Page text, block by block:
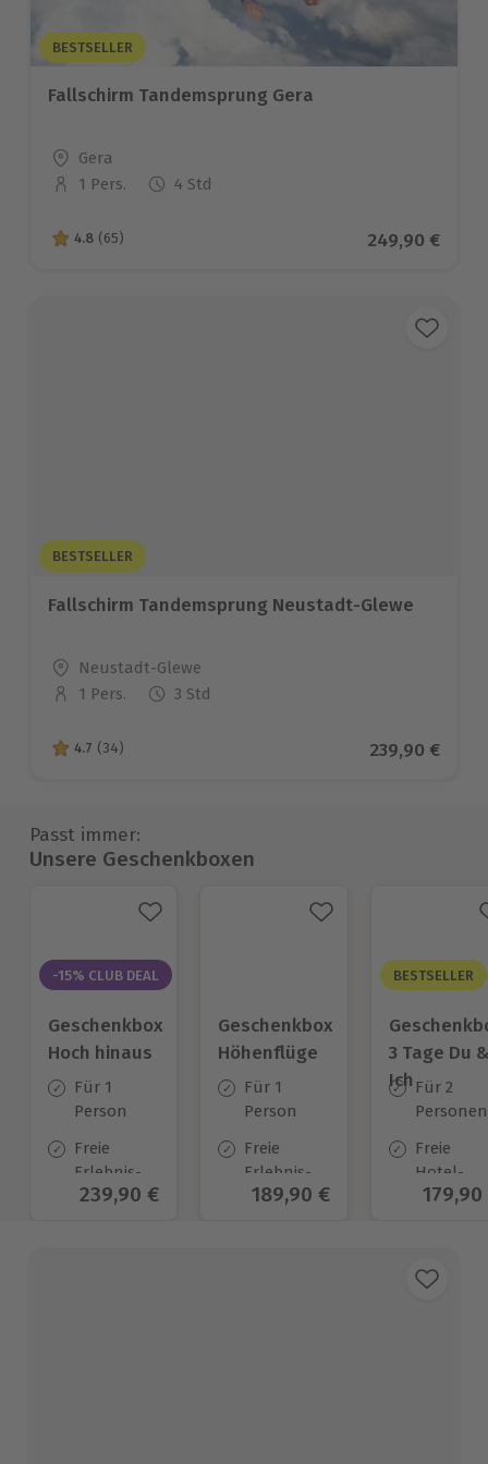
BESTSELLER
Fallschirm Tandemsprung Gera
Standort
Gera
Anzahl der Teilnehmer
1 Pers. 4 Std
4.8 von 5 Sternen basierend auf 65 Bewertungen
4.8 (65) Aktueller
249,90 €
BESTSELLER
Fallschirm Tandemsprung Neustadt-Glewe
Standort
Neustadt-Glewe
Anzahl der Teilnehmer
1 Pers. 3 Std
4.7 von 5 Sternen basierend auf 34 Bewertungen
4.7 (34) Aktueller
239,90 €
Passt immer:
Unsere Geschenkboxen
-15% CLUB DEAL
Geschenkbox
Hoch hinaus
Für 1
Person
Freie
Erlebnis-
Auswahl
Aktueller Preis
239,90 €
Geschenkbox
Höhenflüge
Für 1
Person
Freie
Erlebnis-
Auswahl
Aktueller Preis
189,90 €
BESTSELLER
3 Tage Du
Ich Für 2
Personen
Freie
Hotel-
Auswahl
179,90